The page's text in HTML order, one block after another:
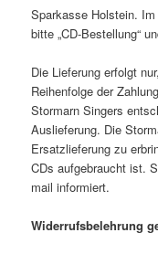
Sparkasse Holstein.
bitte „CD-Bestellung“
Die Lieferung erfolgt
Reihenfolge der
Stormarn Singers
Auslieferung. Die
Ersatzlieferung zu
CDs aufgebraucht ist.
mail informiert.
Widerrufsbelehrung